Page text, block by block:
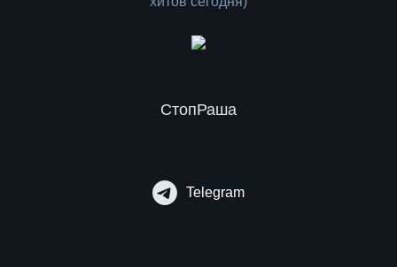
СтопРаша
Telegram